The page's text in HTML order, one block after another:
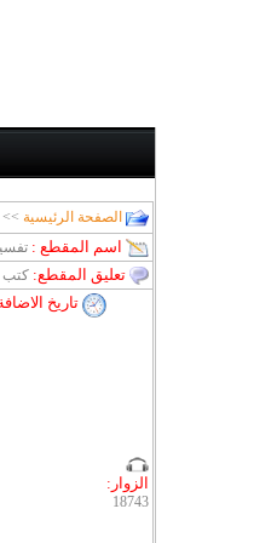
الصفحة الرئيسية >>
اسم المقطع : تفسير
تعليق المقطع: كتب
تاريخ
الزوار:
18743